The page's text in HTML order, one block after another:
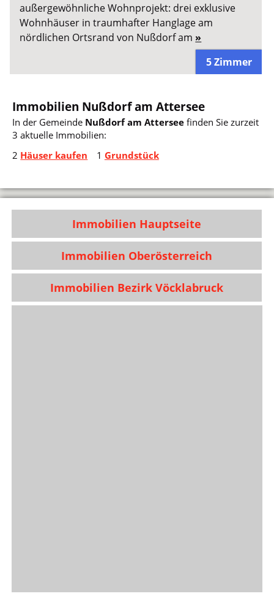
außergewöhnliche Wohnprojekt: drei exklusive
Wohnhäuser in traumhafter Hanglage am
nördlichen Ortsrand von Nußdorf am »
5 Zimmer
Immobilien Nußdorf am Attersee
In der Gemeinde Nußdorf am Attersee finden Sie zurzeit
3 aktuelle Immobilien:
2 Häuser kaufen 1 Grundstück
Immobilien Hauptseite
Immobilien Oberösterreich
Immobilien Bezirk Vöcklabruck